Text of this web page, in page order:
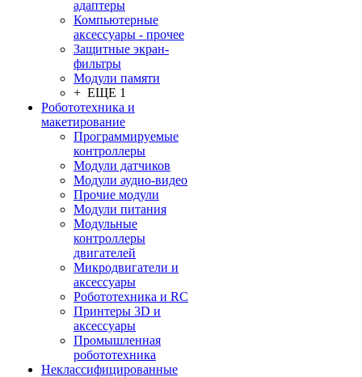
адаптеры
Компьютерные
аксессуары - прочее
Защитные экран-
фильтры
Модули памяти
+ ЕЩЕ 1
Робототехника и
макетирование
Программируемые
контроллеры
Модули датчиков
Модули аудио-видео
Прочие модули
Модули питания
Модульные
контроллеры
двигателей
Микродвигатели и
аксессуары
Робототехника и RC
Принтеры 3D и
аксессуары
Промышленная
робототехника
Неклассифицированные